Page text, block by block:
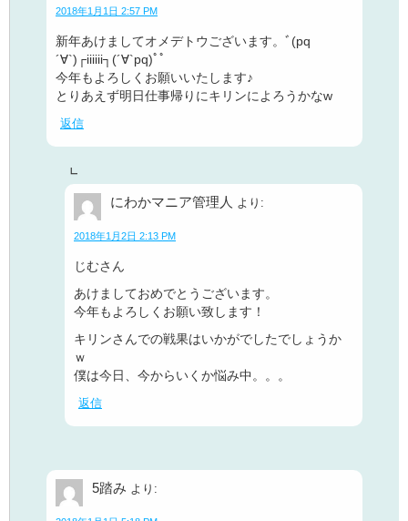
2018年1月1日 2:57 PM
新年あけましてオメデトウございます。ﾞ(pq
´∀`)┌iiiiii┐(´∀`pq)ﾟﾟ
今年もよろしくお願いいたします♪
とりあえず明日仕事帰りにキリンによろうかなw
返信
にわかマニア管理人 より:
2018年1月2日 2:13 PM
じむさん
あけましておめでとうございます。
今年もよろしくお願い致します！
キリンさんでの戦果はいかがでしたでしょうか
ｗ
僕は今日、今からいくか悩み中。。。
返信
5踏み より: